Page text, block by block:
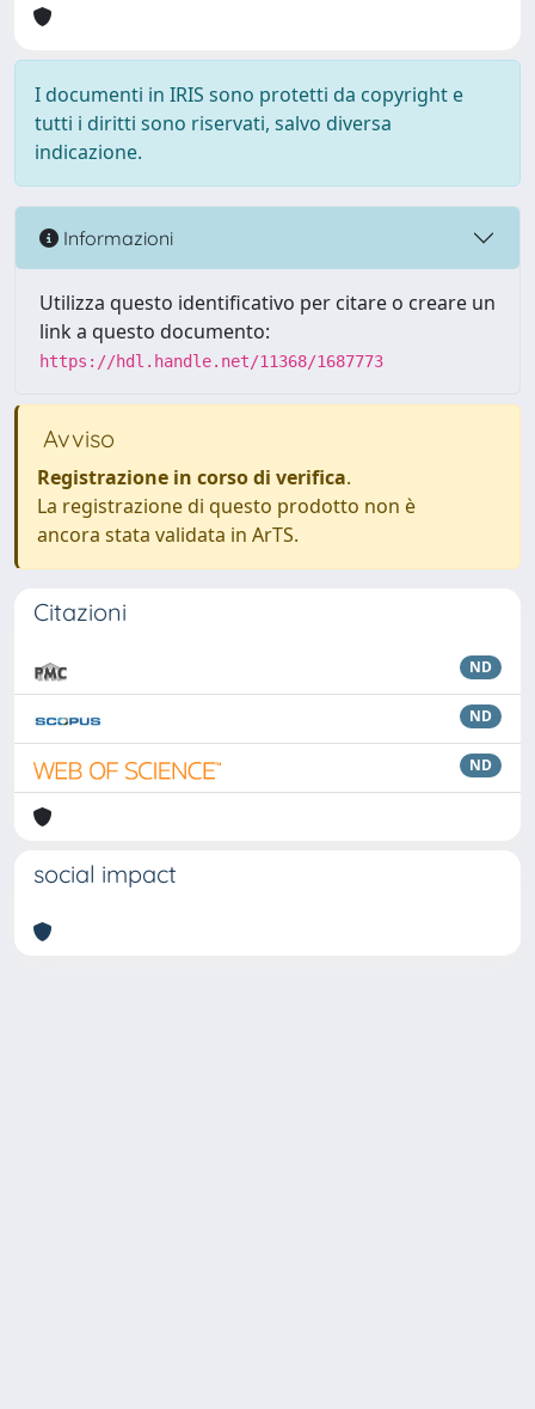
I documenti in IRIS sono protetti da copyright e
tutti i diritti sono riservati, salvo diversa
indicazione.
Informazioni
Utilizza questo identificativo per citare o creare un
link a questo documento:
https://hdl.handle.net/11368/1687773
Avviso
Registrazione in corso di verifica.
La registrazione di questo prodotto non è
ancora stata validata in ArTS.
Citazioni
ND
ND
ND
social impact